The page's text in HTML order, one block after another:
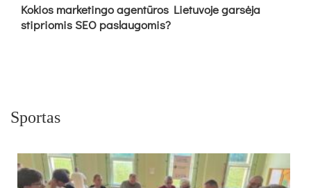
Kokios marketingo agentūros Lietuvoje garsėja
stipriomis SEO paslaugomis?
Sportas